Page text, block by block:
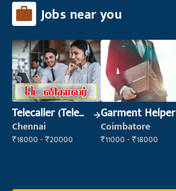
Jobs near you
Telecaller (Tele
Sales)
Chennai
₹18000 - ₹20000
Garment Helper
Coimbatore
₹11000 - ₹18000